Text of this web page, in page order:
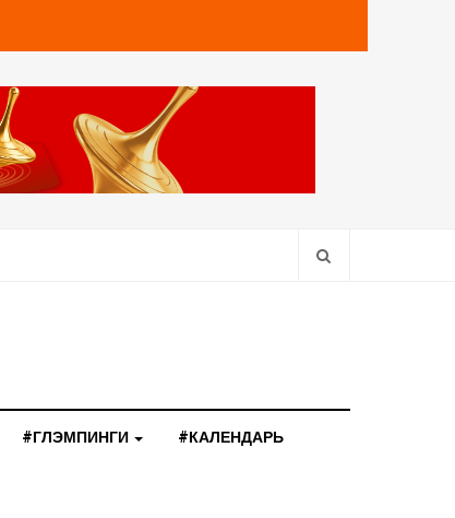
#ГЛЭМПИНГИ #КАЛЕНДАРЬ